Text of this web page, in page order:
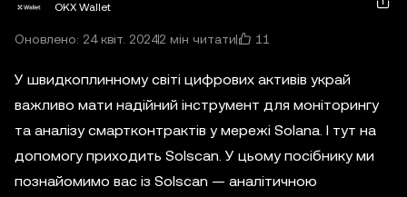
OKX Wallet
Оновлено: 24 квіт. 20242 мін читати 11
У швидкоплинному світі цифрових активів украй
важливо мати надійний інструмент для моніторингу
та аналізу смартконтрактів у мережі Solana. І тут на
допомогу приходить Solscan. У цьому посібнику ми
познайомимо вас із Solscan — аналітичною